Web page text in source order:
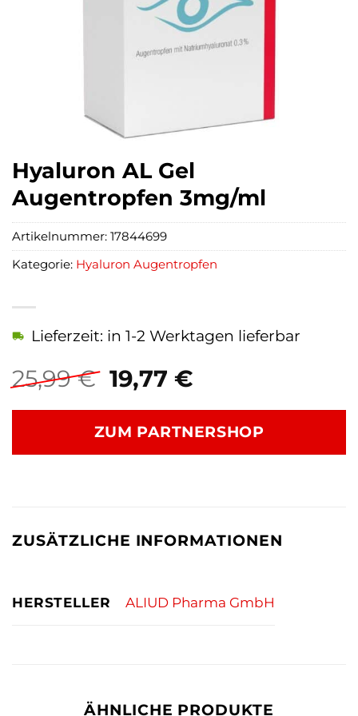
Hyaluron AL Gel
Augentropfen 3mg/ml
25,99€ Ursprünglicher
Preis
war:
25,99 €
19,77 €Aktueller
ist:
19,77 €.
Lieferzeit: in 1-2 Werktagen lieferbar
ZUM PARTNERSHOP
Artikelnummer: 17844699
Kategorie: Hyaluron Augentropfen
ZUSÄTZLICHE INFORMATIONEN
HERSTELLER ALIUD Pharma GmbH
ÄHNLICHE PRODUKTE